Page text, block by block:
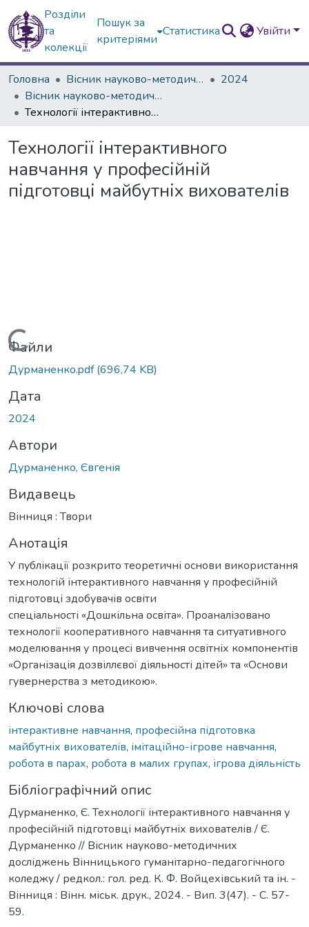
Розділи
та
колекції
Пошук за
критеріями
Статистика Увійти
Головна Вісник науково-методичних досліджень ВГПК
2024
Вісник науково-методичних досліджень ВГПК № 3 (47)
Технології інтерактивного навчання у професійній підготовці майбутніх вихователів
Технології інтерактивного
навчання у професійній
підготовці майбутніх вихователів
Вантажиться...
Файли
Дурманенко.pdf(696,74 KB)
Дата
2024
Автори
Дурманенко, Євгенія
Видавець
Вінниця : Твори
Анотація
У публікації розкрито теоретичні основи використання
технологій інтерактивного навчання у професійній
підготовці здобувачів освіти
спеціальності «Дошкільна освіта». Проаналізовано
технології кооперативного навчання та ситуативного
моделювання у процесі вивчення освітніх компонентів
«Організація дозвіллєвої діяльності дітей» та «Основи
гувернерства з методикою».
Ключові слова
інтерактивне навчання, професійна підготовка
майбутніх вихователів, імітаційно-ігрове навчання,
робота в парах, робота в малих групах, ігрова діяльність
Бібліографічний опис
Дурманенко, Є. Технології інтерактивного навчання у
професійній підготовці майбутніх вихователів / Є.
Дурманенко // Вісник науково-методичних
досліджень Вінницького гуманітарно-педагогічного
коледжу / редкол.: гол. ред. К. Ф. Войцехівський та ін. -
Вінниця : Вінн. міськ. друк., 2024. - Вип. 3(47). - С. 57-
59.